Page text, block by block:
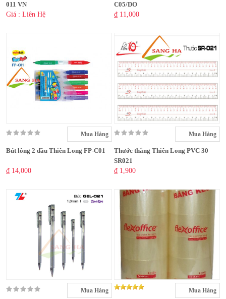
011 VN
Giá : Liên Hệ
C05/DO
₫ 11,000
Mua Hàng
Bút lông 2 đầu Thiên Long FP-C01
₫ 14,000
Mua Hàng
Thước thẳng Thiên Long PVC 30
SR021
₫ 1,900
Mua Hàng Mua Hàng